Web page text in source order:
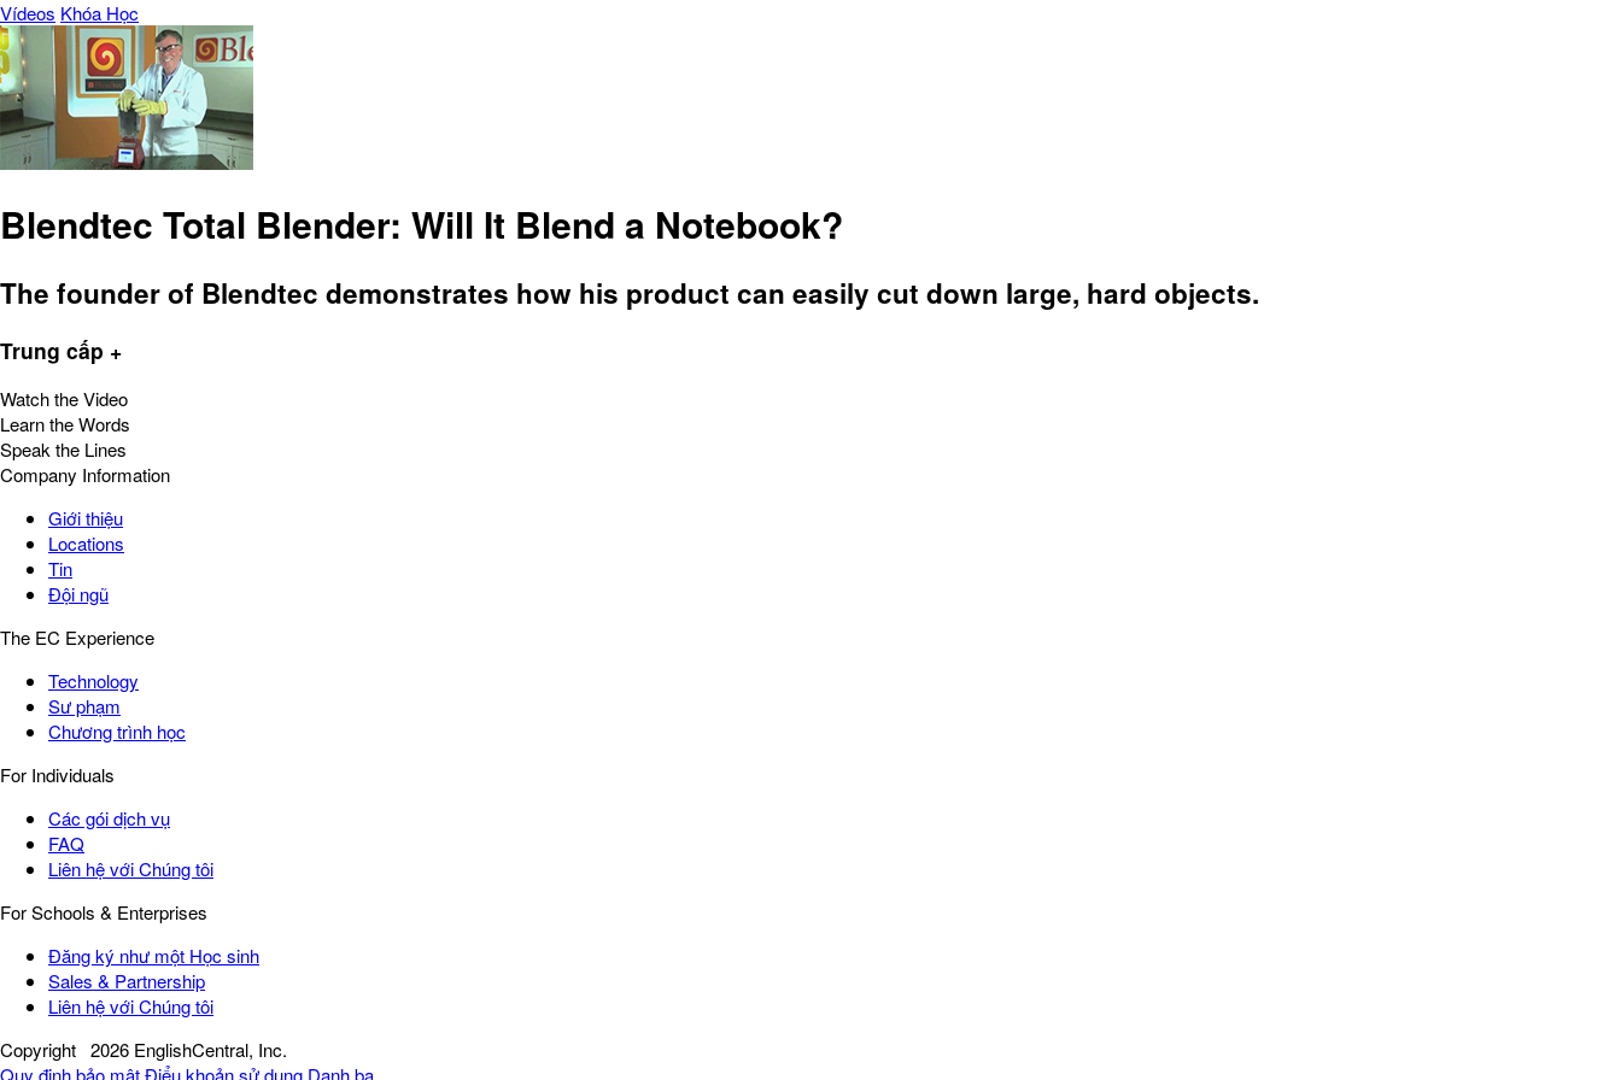
Vídeos Khóa Học
Blendtec Total Blender: Will It Blend a Notebook?
The founder of Blendtec demonstrates how his product can easily cut down large, hard objects.
Trung cấp +
Watch the Video
Learn the Words
Speak the Lines
Company Information
Giới thiệu
Locations
Tin
Đội ngũ
The EC Experience
Technology
Sư phạm
Chương trình học
For Individuals
Các gói dịch vụ
FAQ
Liên hệ với Chúng tôi
For Schools & Enterprises
Đăng ký như một Học sinh
Sales & Partnership
Liên hệ với Chúng tôi
Copyright 2026 EnglishCentral, Inc.